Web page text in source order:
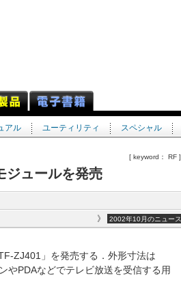
アル ユーティリティ スペシャル
[ keyword： RF ]
ジュールを発売
》 2002年10月のニュース
ZJ401」を発売する．外形寸法は
やPDAなどでテレビ放送を受信する用